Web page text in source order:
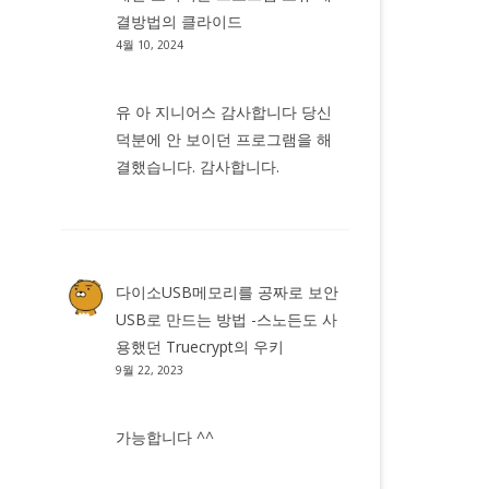
결방법의 클라이드
4월 10, 2024
유 아 지니어스 감사합니다 당신
덕분에 안 보이던 프로그램을 해
결했습니다. 감사합니다.
다이소USB메모리를 공짜로 보안
USB로 만드는 방법 -스노든도 사
용했던 Truecrypt의 우키
9월 22, 2023
가능합니다 ^^